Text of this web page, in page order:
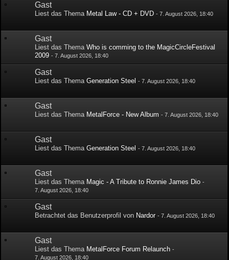
Gast
Liest das Thema Metal Law - CD + DVD -7. August 2026, 18:40
Gast
Liest das ThemaWho is comming to the MagicCircleFestival
2009 -7. August 2026, 18:40
Gast
Liest das ThemaGeneration Steel -7. August 2026, 18:40
Gast
Liest das Thema MetalForce - New Album -7. August 2026, 18:40
Gast
Liest das ThemaGeneration Steel -7. August 2026, 18:40
Gast
Liest das Thema Magic - A Tribute to Ronnie James Dio -
7. August 2026, 18:40
Gast
Betrachtet das Benutzerprofil von Nardor -7. August 2026, 18:40
Gast
Liest das Thema MetalForce Forum Relaunch -
7. August 2026, 18:40